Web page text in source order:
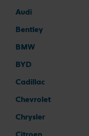
Audi
Bentley
BMW
BYD
Cadillac
Chevrolet
Chrysler